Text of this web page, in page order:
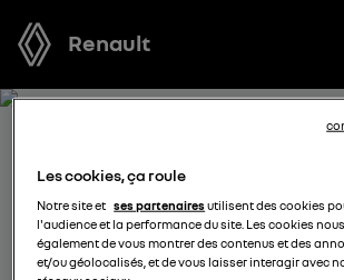
Renault
RECEVEZ
VOTRE OFFRE POUR
E-TECH
Les cookies, ça roule
Notre site et ses partenairesutilisent des cookies
l'audience et la performance du site. Les cookies
également de vous montrer des contenus et des
et/ou géolocalisés, et de vous laisser interagir avec